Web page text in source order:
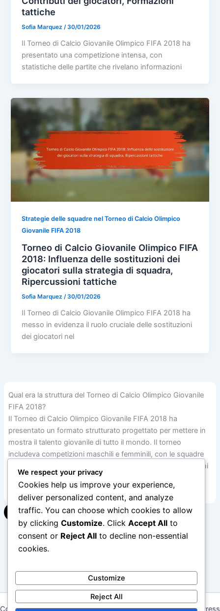
tattiche
Sofia Marquez/30/01/2026
Il Torneo di Calcio Giovanile Olimpico FIFA 2018 ha
presentato una competizione intensa, con
statistiche delle partite che rivelano informazioni
Strategie delle squadre nel Torneo di Calcio Olimpico
Giovanile FIFA 2018
Torneo di Calcio Giovanile Olimpico FIFA
2018: Influenza delle sostituzioni dei
giocatori sulla strategia di squadra,
Ripercussioni tattiche
Sofia Marquez/30/01/2026
Il Torneo di Calcio Giovanile Olimpico FIFA 2018 ha
messo in evidenza il ruolo cruciale delle sostituzioni
dei giocatori nel
Qual era la struttura del Torneo di Calcio Olimpico Giovanile
FIFA 2018?
Il Torneo di Calcio Olimpico Giovanile FIFA 2018 ha
presentato un formato strutturato progettato per mettere in
mostra il talento giovanile di tutto il mondo. Il torneo
includeva competizioni maschili e femminili, con le squadre
che si sfidavano in una serie di partite che portavano ai turni
ad eliminazione diretta.
▾
We respect your privacy
Cookies help us improve your experience,
deliver personalized content, and analyze
traffic. You can choose which cookies to allow
by clicking Customize. Click Accept All to
consent or Reject All to decline non-essential
cookies.
Customize
Reject All